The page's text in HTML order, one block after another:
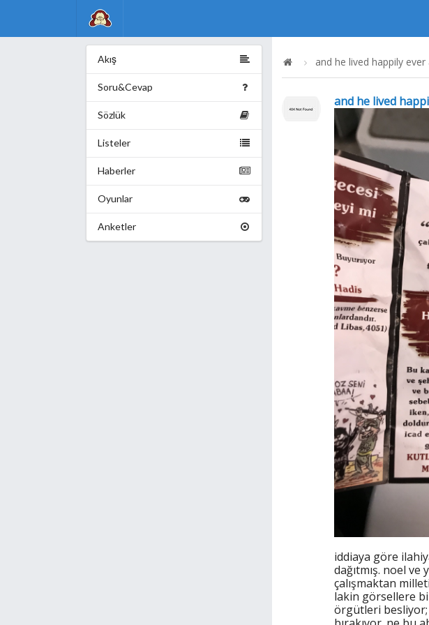
Akış
Soru&Cevap
Sözlük
Listeler
Haberler
Oyunlar
Anketler
and he lived happily
and he lived
iddiaya göre
dağıtmış. noel ve
çalışmaktan
lakin görsellere
örgütleri besliyor;